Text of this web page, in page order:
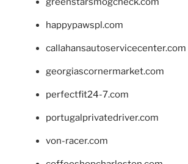
happypawspl.com
callahansautoservicecenter.com
georgiascornermarket.com
perfectfit24-7.com
portugalprivatedriver.com
von-racer.com